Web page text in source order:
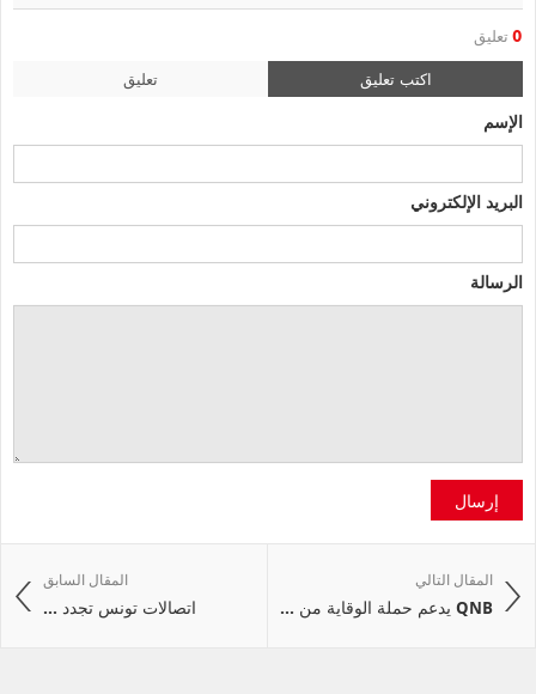
0 تعليق
اكتب تعليق تعليق
الإسم
البريد الإلكتروني
الرسالة
إرسال
المقال السابق
اتصالات تونس تجدد ...
المقال التالي
QNB يدعم حملة الوقاية من ...